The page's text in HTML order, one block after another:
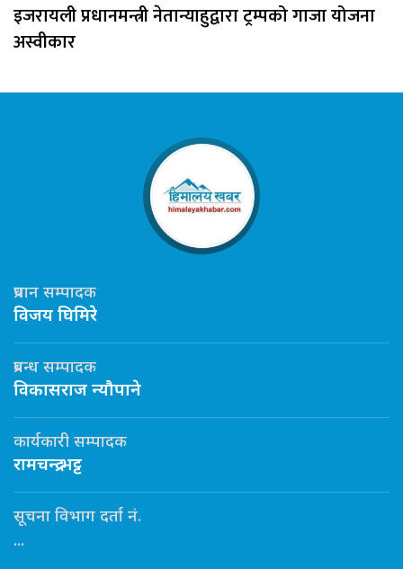
इजरायली प्रधानमन्त्री नेतान्याहुद्वारा ट्रम्पको गाजा योजना
अस्वीकार
प्रधान सम्पादक
विजय घिमिरे
प्रबन्ध सम्पादक
विकासराज न्यौपाने
कार्यकारी सम्पादक
रामचन्द्र भट्ट
सूचना विभाग दर्ता नं.
...